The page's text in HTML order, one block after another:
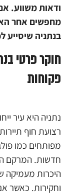
ודאות משווע.
מחפשים אחר
בנתניה
חוקר פרטי
פקוחות
נתניה היא עיר
רצועת חוף
מפותחים כמו
חדשות. המרקם
היכרות
וחקירות. כאשר